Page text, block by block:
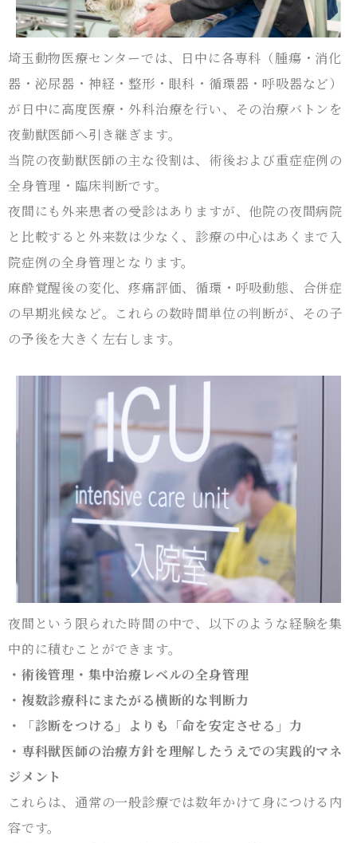
埼玉動物医療センターでは、日中に各専科（腫瘍・消化
器・泌尿器・神経・整形・眼科・循環器・呼吸器など）
が日中に高度医療・外科治療を行い、その治療バトンを
夜勤獣医師へ引き継ぎます。
当院の夜勤獣医師の主な役割は、術後および重症症例の
全身管理・臨床判断です。
夜間にも外来患者の受診はありますが、他院の夜間病院
と比較すると外来数は少なく、診療の中心はあくまで入
院症例の全身管理となります。
麻酔覚醒後の変化、疼痛評価、循環・呼吸動態、合併症
の早期兆候など。これらの数時間単位の判断が、その子
の予後を大きく左右します。
夜間という限られた時間の中で、以下のような経験を集
中的に積むことができます。
・術後管理・集中治療レベルの全身管理
・複数診療科にまたがる横断的な判断力
・「診断をつける」よりも「命を安定させる」力
・専科獣医師の治療方針を理解したうえでの実践的マネ
ジメント
これらは、通常の一般診療では数年かけて身につける内
容です。